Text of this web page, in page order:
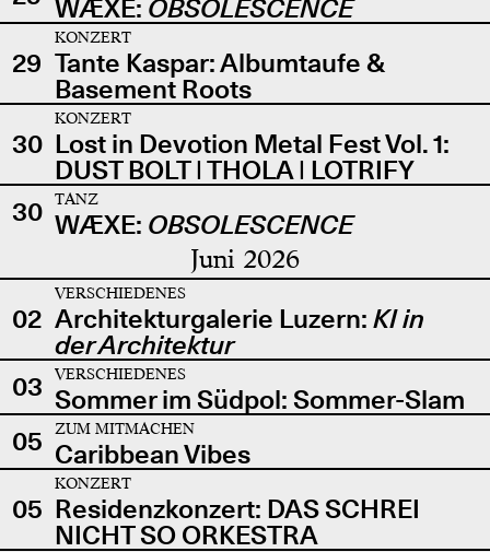
WÆXE: OBSOLESCENCE
29
KONZERT
Tante Kaspar: Albumtaufe &
Basement Roots
30
KONZERT
Lost in Devotion Metal Fest Vol. 1:
DUST BOLT | THOLA | LOTRIFY
30
TANZ
WÆXE: OBSOLESCENCE
Juni 2026
02
VERSCHIEDENES
Architekturgalerie Luzern: KI in
der Architektur
03
VERSCHIEDENES
Sommer im Südpol: Sommer-Slam
05
ZUM MITMACHEN
Caribbean Vibes
05
KONZERT
Residenzkonzert: DAS SCHREI
NICHT SO ORKESTRA